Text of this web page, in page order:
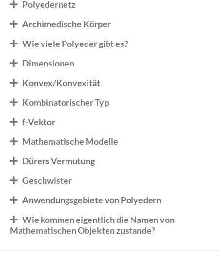
Polyedernetz
Archimedische Körper
Wie viele Polyeder gibt es?
Dimensionen
Konvex/Konvexität
Kombinatorischer Typ
f-Vektor
Mathematische Modelle
Dürers Vermutung
Geschwister
Anwendungsgebiete von Polyedern
Wie kommen eigentlich die Namen von
Mathematischen Objekten zustande?